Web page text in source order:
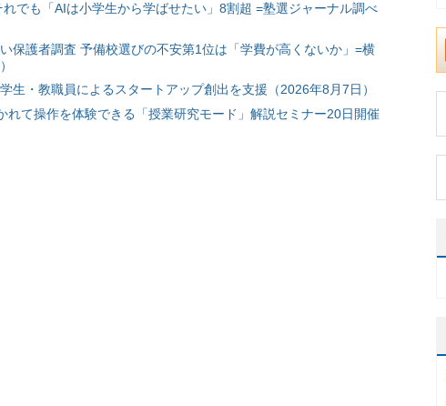
でも「AIは小学生から学ばせたい」8割超 =塾選ジャーナル調べ
保護者調査 予備校選びの不安第1位は「学費が高くないか」=横
生・教職員によるスタートアップ創出を支援（2026年8月7日）
れて操作を体験できる「授業研究モード」解説セミナー20日開催